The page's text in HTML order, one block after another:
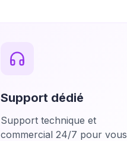
Support dédié
Support technique et
commercial 24/7 pour vous